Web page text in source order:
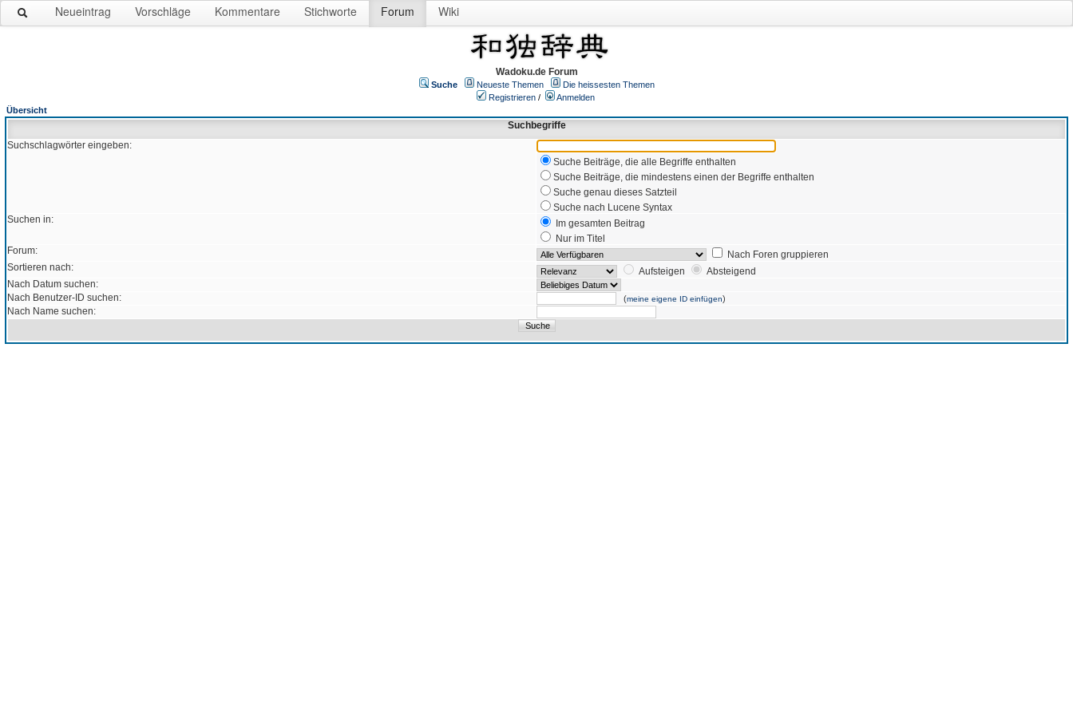
Neueintrag Vorschläge Kommentare Stichworte Forum Wiki
Wadoku.de Forum
Suche Neueste Themen
Die heissesten Themen
Registrieren /
Anmelden
Übersicht
Suchbegriffe
Suchschlagwörter eingeben:
Suche Beiträge, die alle Begriffe enthalten
Suche Beiträge, die mindestens einen der Begriffe enthalten
Suche genau dieses Satzteil
Suche nach Lucene Syntax
Suchen in:
Im gesamten Beitrag
Nur im Titel
Forum:
Nach Foren gruppieren
Sortieren nach:
Aufsteigen
Absteigend
Nach Datum suchen:
Nach Benutzer-ID suchen:
(meine eigene ID einfügen)
Nach Name suchen: